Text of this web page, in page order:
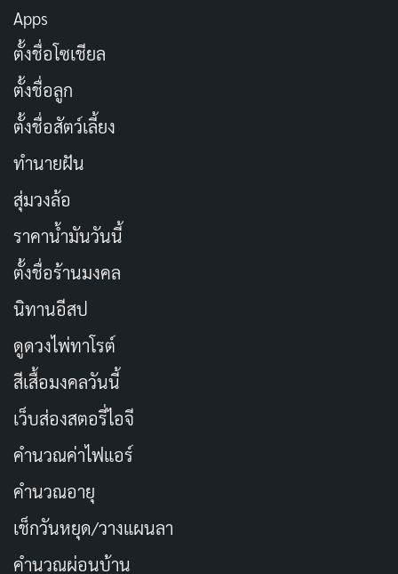
อย่างมีความหมาย เช่น เดียวกับธรรมชาติ
Apps
ตั้งชื่อโซเชียล
ตั้งชื่อลูก
ตั้งชื่อสัตว์เลี้ยง
ทำนายฝัน
สุ่มวงล้อ
ราคาน้ำมันวันนี้
ตั้งชื่อร้านมงคล
นิทานอีสป
ดูดวงไพ่ทาโรต์
สีเสื้อมงคลวันนี้
เว็บส่องสตอรี่ไอจี
คำนวณค่าไฟแอร์
คำนวณอายุ
เช็กวันหยุด/วางแผนลา
คำนวณผ่อนบ้าน